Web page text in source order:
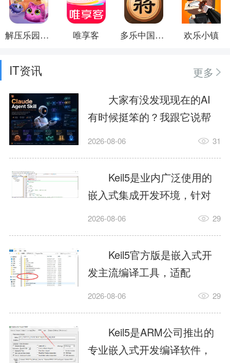
解压乐园模拟器 唯享客 多乐中国象棋 欢乐小镇
IT资讯
更多
大家有没发现现在的AI
有时候挺笨的？我跟它说帮
我订个明天早上的闹钟，它
这样？因为AI，就是个只会
耍嘴皮子的书呆子。它脑子
里有海量知识，但没有真正
激发出来实力。而
AgentSkill，就是给AI大脑装
上的一双机械手，它真的能
解决很多问题。1什么是
AgentSkillSkill指...
2026-08-06 31
Keil5是业内广泛使用的
嵌入式集成开发环境，针对
ARM、51内核单片机提供编
力，代码编译稳定，调试工
具成熟，大量开源项目基于
该平台开发。新项目需要单
独下载对应芯片支持包，新
手配置难度较高，正版商业
授权费用不菲，未授权版本
存在程序容量限制，适合硬
2026-08-06 29
Keil5官方版是嵌入式开
发主流编译工具，适配
STM32、51单片机等多款芯
在线调试、代码仿真，兼容
众多厂商芯片安装包。软件
需要手动添加器件库，初次
2026-08-06 29
Keil5是ARM公司推出的
专业嵌入式开发编译软件，